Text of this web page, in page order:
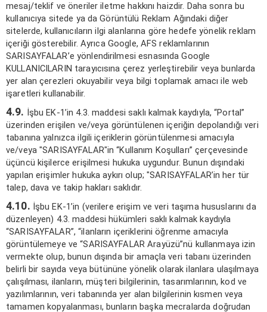
mesaj/teklif ve öneriler iletme hakkını haizdir. Daha sonra bu
kullanıcıya sitede ya da Görüntülü Reklam Ağındaki diğer
sitelerde, kullanıcıların ilgi alanlarına göre hedefe yönelik reklam
içeriği gösterebilir. Ayrıca Google, AFS reklamlarının
SARISAYFALAR’e yönlendirilmesi esnasında Google
KULLANICILARIN tarayıcısına çerez yerleştirebilir veya bunlarda
yer alan çerezleri okuyabilir veya bilgi toplamak amacı ile web
işaretleri kullanabilir.
4.9. İşbu EK-1’in 4.3. maddesi saklı kalmak kaydıyla, “Portal”
üzerinden erişilen ve/veya görüntülenen içeriğin depolandığı veri
tabanına yalnızca ilgili içeriklerin görüntülenmesi amacıyla
ve/veya "SARISAYFALAR"in “Kullanım Koşulları” çerçevesinde
üçüncü kişilerce erişilmesi hukuka uygundur. Bunun dışındaki
yapılan erişimler hukuka aykırı olup; "SARISAYFALAR’in her tür
talep, dava ve takip hakları saklıdır.
4.10. İşbu EK-1’in (verilere erişim ve veri taşıma hususlarını da
düzenleyen) 4.3. maddesi hükümleri saklı kalmak kaydıyla
“SARISAYFALAR”, “ilanların içeriklerini öğrenme amacıyla
görüntülemeye ve “SARISAYFALAR Arayüzü”nü kullanmaya izin
vermekte olup, bunun dışında bir amaçla veri tabanı üzerinden
belirli bir sayıda veya bütününe yönelik olarak ilanlara ulaşılmaya
çalışılması, ilanların, müşteri bilgilerinin, tasarımlarının, kod ve
yazılımlarının, veri tabanında yer alan bilgilerinin kısmen veya
tamamen kopyalanması, bunların başka mecralarda doğrudan